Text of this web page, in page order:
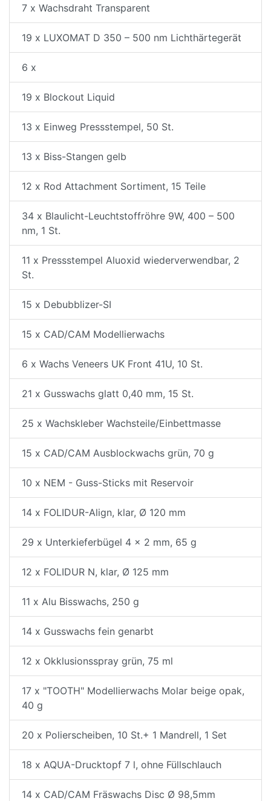
7 x Wachsdraht Transparent
19 x LUXOMAT D 350 – 500 nm Lichthärtegerät
6 x
19 x Blockout Liquid
13 x Einweg Pressstempel, 50 St.
13 x Biss-Stangen gelb
12 x Rod Attachment Sortiment, 15 Teile
34 x Blaulicht-Leuchtstoffröhre 9W, 400 – 500
nm, 1 St.
11 x Pressstempel Aluoxid wiederverwendbar, 2
St.
15 x Debubblizer-SI
15 x CAD/CAM Modellierwachs
6 x Wachs Veneers UK Front 41U, 10 St.
21 x Gusswachs glatt 0,40 mm, 15 St.
25 x Wachskleber Wachsteile/Einbettmasse
15 x CAD/CAM Ausblockwachs grün, 70 g
10 x NEM - Guss-Sticks mit Reservoir
14 x FOLIDUR-Align, klar, Ø 120 mm
29 x Unterkieferbügel 4 x 2 mm, 65 g
12 x FOLIDUR N, klar, Ø 125 mm
11 x Alu Bisswachs, 250 g
14 x Gusswachs fein genarbt
12 x Okklusionsspray grün, 75 ml
17 x "TOOTH" Modellierwachs Molar beige opak,
40 g
20 x Polierscheiben, 10 St.+ 1 Mandrell, 1 Set
18 x AQUA-Drucktopf 7 l, ohne Füllschlauch
14 x CAD/CAM Fräswachs Disc Ø 98,5mm